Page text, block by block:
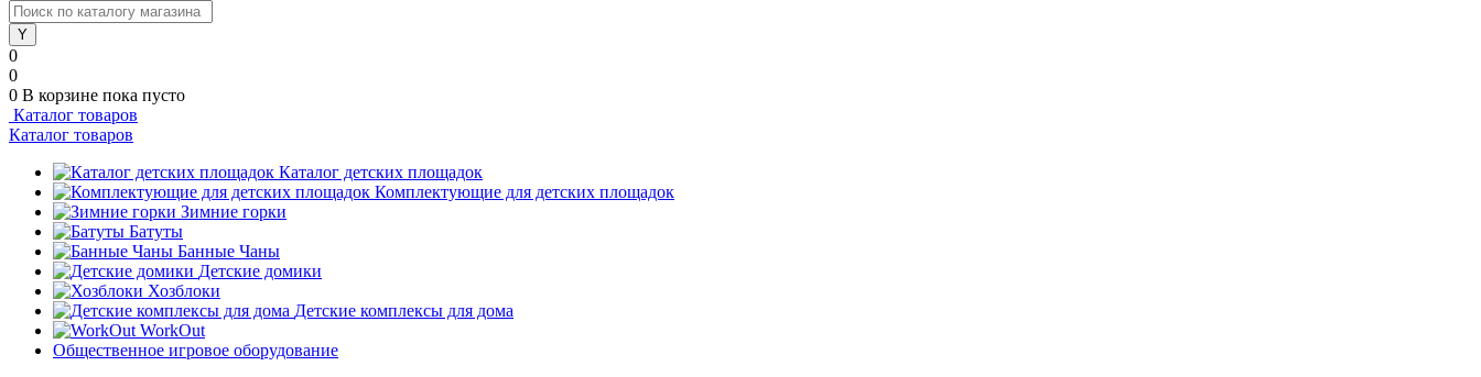
0
0
0 В корзине пока пусто
Каталог товаров
Каталог товаров
Каталог детских площадок
Комплектующие для детских площадок
Зимние горки
Батуты
Банные Чаны
Детские домики
Хозблоки
Детские комплексы для дома
WorkOut
Общественное игровое оборудование